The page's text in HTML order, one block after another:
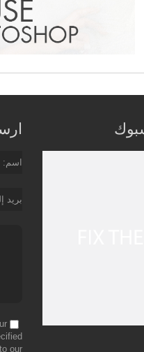
اسم
بريد
our